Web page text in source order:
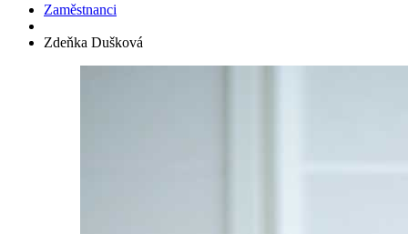
Zaměstnanci
Zdeňka Dušková